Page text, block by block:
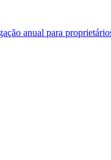
anual para